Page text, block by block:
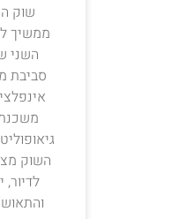
שוק
ממשיך
סביבת
השוק